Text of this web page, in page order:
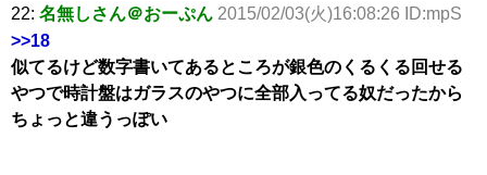
22: 名無しさん＠おーぷん 2015/02/03(火)16:08:26 ID:mpS
>>18
似てるけど数字書いてあるところが銀色のくるくる回せる
やつで時計盤はガラスのやつに全部入ってる奴だったから
ちょっと違うっぽい